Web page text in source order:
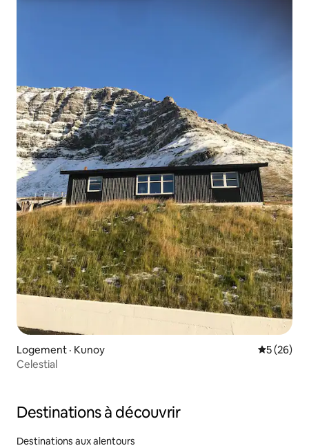
Logement · Kunoy Note
5 (26)
Celestial
Destinations à découvrir
Destinations aux alentours